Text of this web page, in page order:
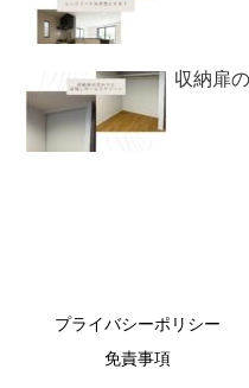
収納扉
プライバシーポリシー
免責事項